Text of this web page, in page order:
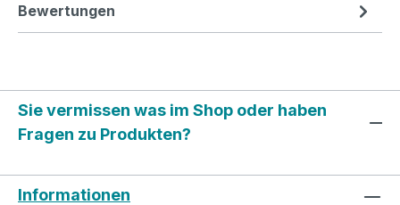
Bewertungen
Sie vermissen was im Shop oder haben
Fragen zu Produkten?
Informationen